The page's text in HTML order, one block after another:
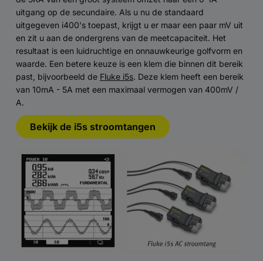
uitgang op de secundaire. Als u nu de standaard
uitgegeven i400's toepast, krijgt u er maar een paar mV uit
en zit u aan de ondergrens van de meetcapaciteit. Het
resultaat is een luidruchtige en onnauwkeurige golfvorm en
waarde. Een betere keuze is een klem die binnen dit bereik
past, bijvoorbeeld de Fluke i5s. Deze klem heeft een bereik
van 10mA - 5A met een maximaal vermogen van 400mV /
A.
Bekijk de i5s stroomtangen